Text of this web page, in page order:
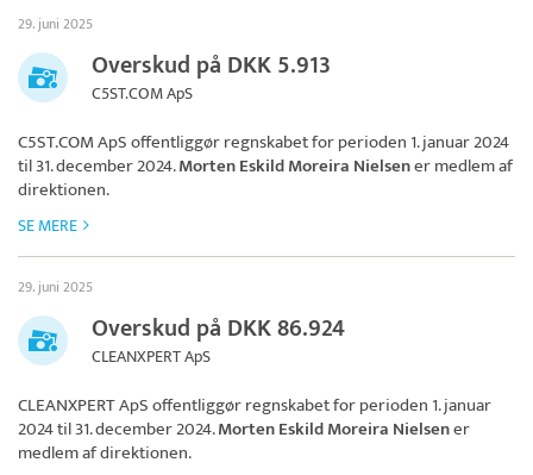
29. juni 2025
Overskud på DKK 5.913
C5ST.COM ApS
C5ST.COM ApSoffentliggør regnskabet for perioden 1. januar 2024
til 31. december 2024.Morten Eskild Moreira Nielsener medlem af
direktionen.
SE MERE
29. juni 2025
Overskud på DKK 86.924
CLEANXPERT ApS
CLEANXPERT ApSoffentliggør regnskabet for perioden 1. januar
2024 til 31. december 2024.Morten Eskild Moreira Nielsener
medlem af direktionen.